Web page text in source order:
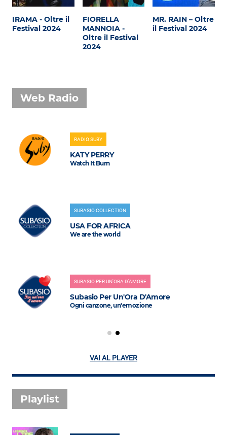
IRAMA - Oltre il
Festival 2024
FIORELLA
MANNOIA -
Oltre il Festival
2024
MR. RAIN – Oltre
il Festival 2024
Web Radio
RADIO SUBY
KATY PERRY
Watch It Burn
SUBASIO COLLECTION
USA FOR AFRICA
We are the world
SUBASIO PER UN'ORA D'AMORE
Subasio Per Un'Ora D'Amore
Ogni canzone, un'emozione
VAI AL PLAYER
Playlist